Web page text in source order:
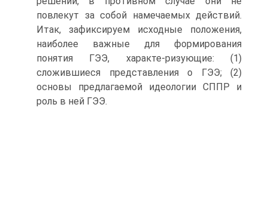
повлекут за собой намечаемых действий.
Итак, зафиксируем исходные положения,
наиболее важные для формирования
понятия ГЭЭ, характе-ризующие: (1)
сложившиеся представления о ГЭЭ; (2)
основы предлагаемой идеологии СППР и
роль в ней ГЭЭ.